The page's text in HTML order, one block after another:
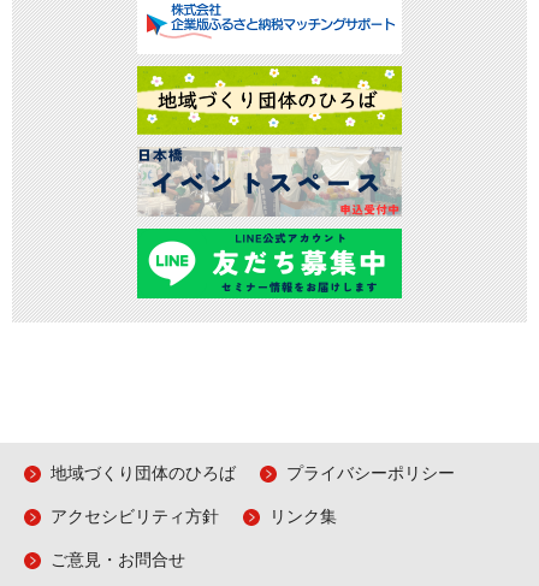
地域づくり団体のひろば プライバシーポリシー
アクセシビリティ方針 リンク集
ご意見・お問合せ